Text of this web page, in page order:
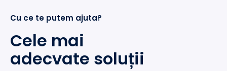
Cu ce te putem ajuta?
Cele mai
adecvate soluții